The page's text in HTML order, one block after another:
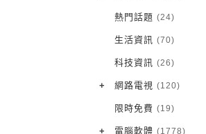
網站推薦
網頁遊戲
電腦遊戲
Android 軟體
iOS 軟體
Root 相關
越獄JB
熱門話題 (24)
生活資訊 (70)
科技資訊 (26)
+ 網路電視 (120)
電視影集
電視節目
限時免費 (19)
+ 電腦軟體 (1778)